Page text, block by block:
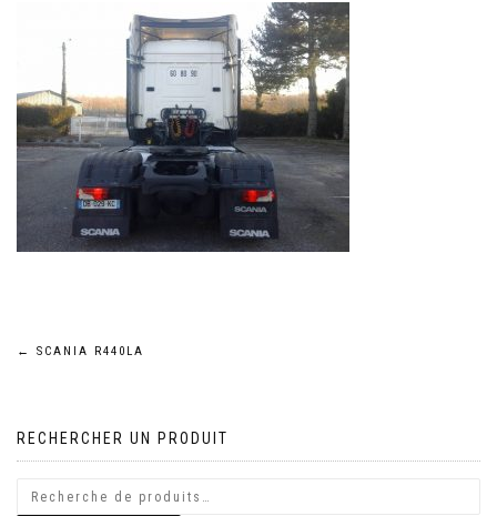
Navigation
l’article
← SCANIA R440LA
RECHERCHER UN PRODUIT